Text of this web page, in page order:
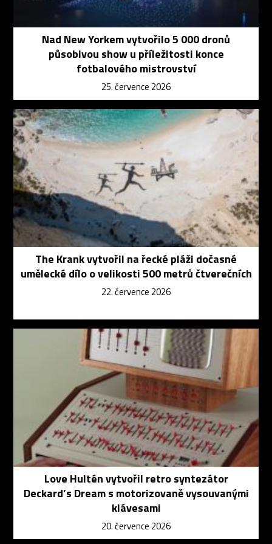
Nad New Yorkem vytvořilo 5 000 dronů
působivou show u příležitosti konce
fotbalového mistrovství
25. července 2026
The Krank vytvořil na řecké pláži dočasné
umělecké dílo o velikosti 500 metrů čtverečních
22. července 2026
Love Hultén vytvořil retro syntezátor
Deckard’s Dream s motorizovaně vysouvanými
klávesami
20. července 2026